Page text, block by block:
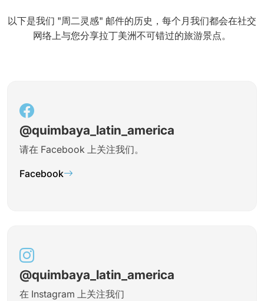
以下是我们 "周二灵感" 邮件的历史，每个月我们都会在社交
网络上与您分享拉丁美洲不可错过的旅游景点。
@quimbaya_latin_america
请在 Facebook 上关注我们。
Facebook
@quimbaya_latin_america
在 Instagram 上关注我们